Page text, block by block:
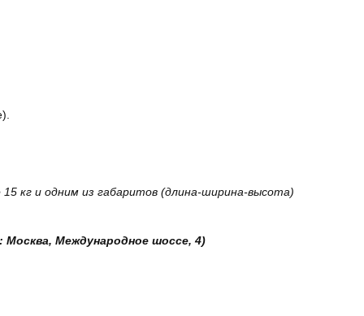
кг и одним из габаритов (длина-ширина-высота)
Москва, Международное шоссе, 4)